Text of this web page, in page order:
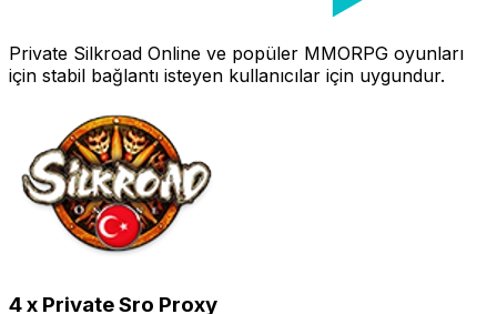
Private Silkroad Online ve popüler MMORPG oyunları
için stabil bağlantı isteyen kullanıcılar için uygundur.
4 x Private Sro Proxy